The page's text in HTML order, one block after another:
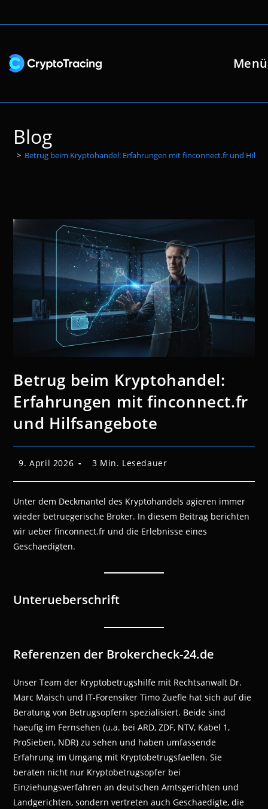
Inhalt
Menü
Blog
> Betrug beim Kryptohandel: Erfahrungen mit finconnect.fr und
Betrug beim Kryptohandel:
Erfahrungen mit finconnect.fr
und Hilfsangebote
Beitrag
9. April 2026 Lesedauer:
3 Min. Lesedauer
Unter dem Deckmantel des Kryptohandels agieren immer
wieder betruegerische Broker. In diesem Beitrag berichten
wir ueber finconnect.fr und die Erlebnisse eines
Geschaedigten.
Unterueberschrift
Referenzen der Brokercheck-24.de
Unser Team der Kryptobetrugshilfe mit Rechtsanwalt Dr.
Marc Maisch und IT-Forensiker Timo Zuefle hat sich auf die
Beratung von Betrugsopfern spezialisiert. Beide sind
haeufig im Fernsehen (u.a. bei ARD, ZDF, NTV, Kabel 1,
ProSieben, NDR) zu sehen und haben umfassende
Erfahrung im Umgang mit Kryptobetrugsfaellen. Sie
beraten nicht nur Kryptobetrugsopfer bei
Einziehungsverfahren an deutschen Amtsgerichten und
Landgerichten, sondern vertreten auch Geschaedigte, die